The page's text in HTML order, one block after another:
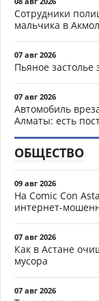
Сотрудники
мальчика в
07 авг 2026
Пьяное застолье
07 авг 2026
Автомобиль
Алматы: есть
ОБЩЕСТВО
09 авг 2026
На Comic Con
интернет-
07 авг 2026
Как в Астане
мусора
07 авг 2026